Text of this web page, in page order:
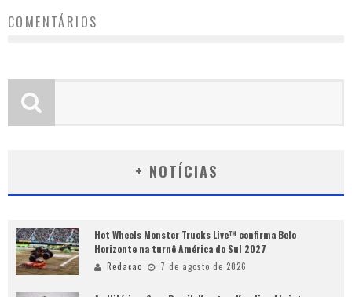
COMENTÁRIOS
+ NOTÍCIAS
Hot Wheels Monster Trucks Live™ confirma Belo
Horizonte na turnê América do Sul 2027
Redacao 7 de agosto de 2026